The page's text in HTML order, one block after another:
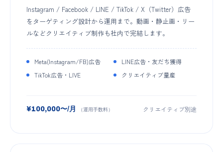
Instagram / Facebook / LINE / TikTok / X（Twitter）広告
をターゲティング設計から運用まで。動画・静止画・リー
ルなどクリエイティブ制作も社内で完結します。
Meta(Instagram/FB)広告
LINE広告・友だち獲得
TikTok広告・LIVE
クリエイティブ量産
¥100,000〜/月 （運用手数料） クリエイティブ別途